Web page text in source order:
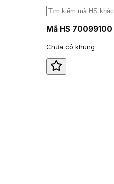
Mã HS 70099100
Chưa có khung